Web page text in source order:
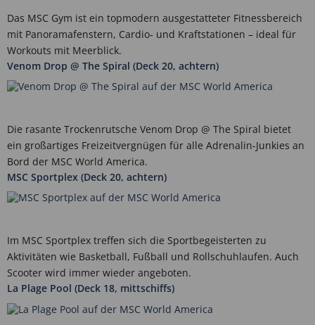
Das MSC Gym ist ein topmodern ausgestatteter Fitnessbereich
mit Panoramafenstern, Cardio‑ und Kraftstationen – ideal für
Workouts mit Meerblick.
Venom Drop @ The Spiral (Deck 20, achtern)
Die rasante Trockenrutsche Venom Drop @ The Spiral bietet
ein großartiges Freizeitvergnügen für alle Adrenalin-Junkies an
Bord der MSC World America.
MSC Sportplex (Deck 20, achtern)
Im MSC Sportplex treffen sich die Sportbegeisterten zu
Aktivitäten wie Basketball, Fußball und Rollschuhlaufen. Auch
Scooter wird immer wieder angeboten.
La Plage Pool (Deck 18, mittschiffs)